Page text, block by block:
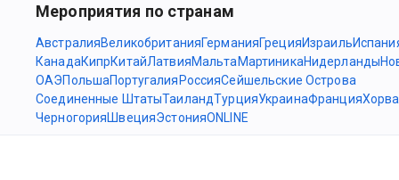
Мероприятия по странам
АвстралияВеликобританияГерманияГрецияИзраиль
КанадаКипрКитайЛатвияМальта МартиникаНидерланды
ОАЭПольшаПортугалия РоссияСейшельские Острова
Соединенные ШтатыТаиландТурцияУкраинаФранция
ЧерногорияШвецияЭстонияONLINE